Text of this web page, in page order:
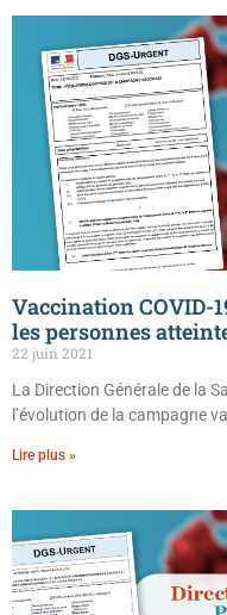
Vaccination COVID-
les personnes
22 juin 2021
La Direction Générale de la
l’évolution de la campagne
Lire plus »